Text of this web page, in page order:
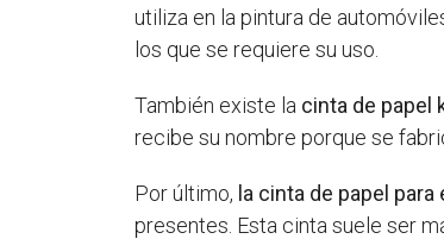
utiliza en la pintura de
los que se requiere su uso.
También existe la cinta de papel
recibe su nombre porque se
Por último, la cinta de papel
presentes. Esta cinta suele ser